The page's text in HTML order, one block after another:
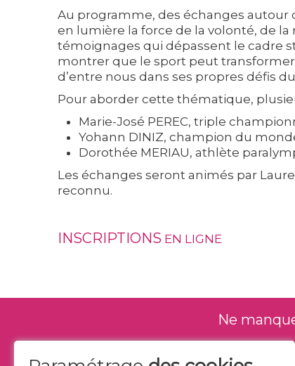
Au programme, des échanges
en lumière la force de la volonté, de
témoignages qui dépassent le cadre
montrer que le sport peut
d’entre nous dans ses propres défis
Pour aborder cette thématique,
Marie-José PEREC, triple
Yohann DINIZ, champion du
Dorothée MERIAU, athlète
Les échanges seront animés par
reconnu.
INSCRIPTIONS EN LIGNE
Ne